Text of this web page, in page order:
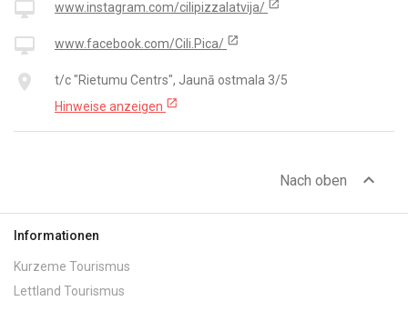
desktop_mac www.instagram.com/cilipizzalatvija/ open_in_new
desktop_mac www.facebook.com/Cili.Pica/ open_in_new
place
t/c "Rietumu Centrs", Jaunā ostmala 3/5
Hinweise anzeigen open_in_new
Nach oben expand_less
Informationen
Kurzeme Tourismus
Lettland Tourismus